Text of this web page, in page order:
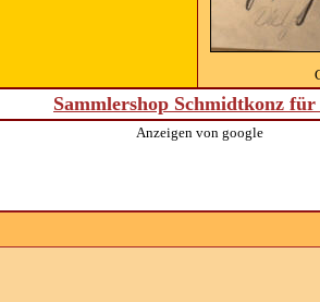
Sammlershop Schmidtkonz
Anzeigen von google